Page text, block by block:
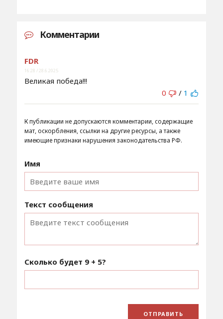
Комментарии
FDR
16:28 / 28.6.2025
Великая победа!!!
0
/ 1
К публикации не допускаются комментарии, содержащие
мат, оскорбления, ссылки на другие ресурсы, а также
имеющие признаки нарушения законодательства РФ.
Имя
Текст сообщения
Сколько будет 9 + 5?